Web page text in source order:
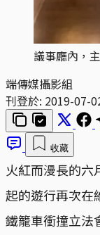
議事廳內，
端傳媒攝影組
刊登於: 2019-07-
收藏
火紅而漫長的六
起的遊行再次在
鐵籠車衝撞立法